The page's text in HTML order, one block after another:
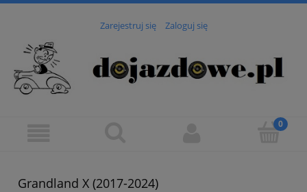
Zarejestruj się Zaloguj się
Grandland X (2017-2024)